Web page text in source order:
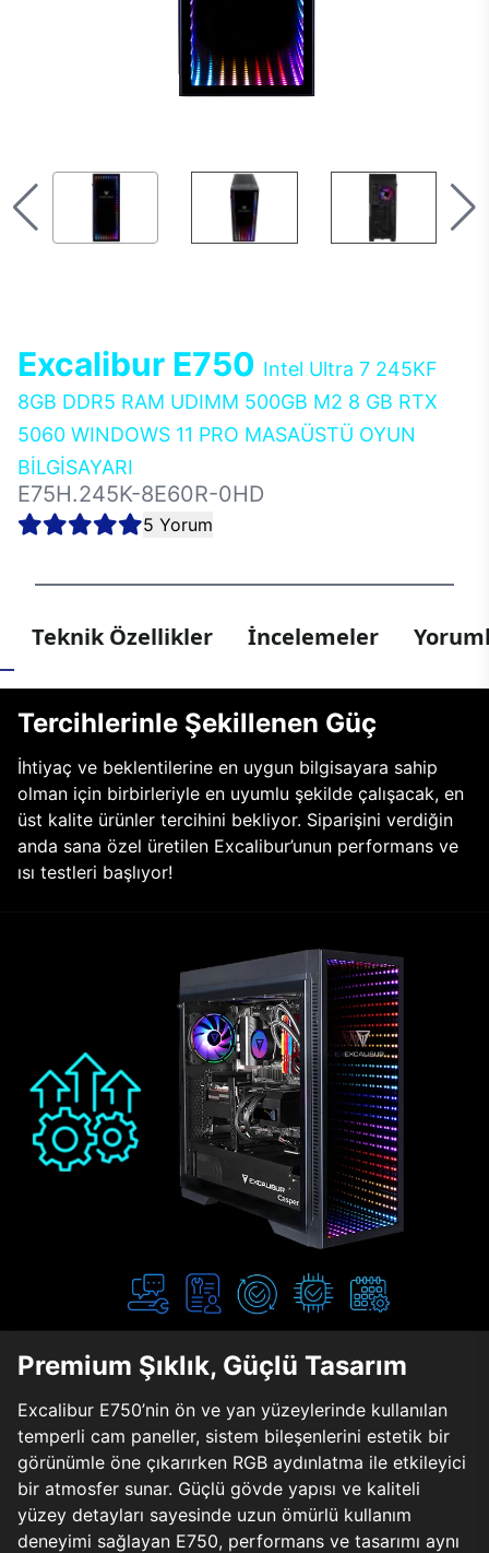
Excalibur E750 Intel Ultra 7 245KF
8GB DDR5 RAM UDIMM 500GB M2 8 GB RTX
5060 WINDOWS 11 PRO MASAÜSTÜ OYUN
BİLGİSAYARI
E75H.245K-8E60R-0HD
5 Yorum
Teknik Özellikler İncelemeler
Tercihlerinle Şekillenen Güç
İhtiyaç ve beklentilerine en uygun bilgisayara sahip
olman için birbirleriyle en uyumlu şekilde çalışacak, en
üst kalite ürünler tercihini bekliyor. Siparişini verdiğin
anda sana özel üretilen Excalibur’unun performans ve
ısı testleri başlıyor!
Premium Şıklık, Güçlü Tasarım
Excalibur E750’nin ön ve yan yüzeylerinde kullanılan
temperli cam paneller, sistem bileşenlerini estetik bir
görünümle öne çıkarırken RGB aydınlatma ile etkileyici
bir atmosfer sunar. Güçlü gövde yapısı ve kaliteli
yüzey detayları sayesinde uzun ömürlü kullanım
deneyimi sağlayan E750, performans ve tasarımı aynı